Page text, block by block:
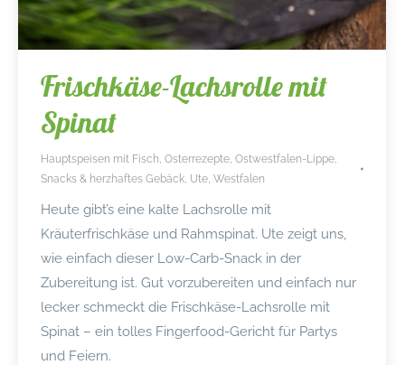
Frischkäse-Lachsrolle mit
Spinat
Hauptspeisen mit Fisch Osterrezepte Ostwestfalen-Lippe
Snacks & herzhaftes Gebäck Ute Westfalen
Heute gibt’s eine kalte Lachsrolle mit
Kräuterfrischkäse und Rahmspinat. Ute zeigt uns,
wie einfach dieser Low-Carb-Snack in der
Zubereitung ist. Gut vorzubereiten und einfach nur
lecker schmeckt die Frischkäse-Lachsrolle mit
Spinat – ein tolles Fingerfood-Gericht für Partys
und Feiern.